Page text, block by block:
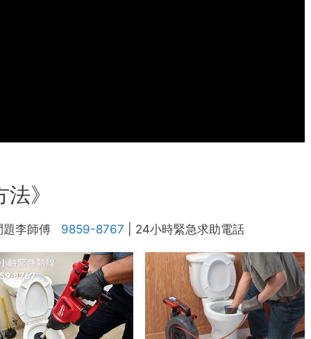
》
題李師傅 9859-8767 | 24小時緊急求助電話